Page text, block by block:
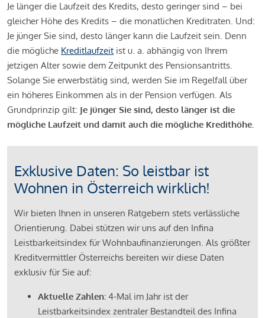
Je länger die Laufzeit des Kredits, desto geringer sind – bei
gleicher Höhe des Kredits – die monatlichen Kreditraten. Und:
Je jünger Sie sind, desto länger kann die Laufzeit sein. Denn
die mögliche Kreditlaufzeit ist u. a. abhängig von Ihrem
jetzigen Alter sowie dem Zeitpunkt des Pensionsantritts.
Solange Sie erwerbstätig sind, werden Sie im Regelfall über
ein höheres Einkommen als in der Pension verfügen. Als
Grundprinzip gilt: Je jünger Sie sind, desto länger ist die
mögliche Laufzeit und damit auch die mögliche Kredithöhe.
Exklusive Daten: So leistbar ist
Wohnen in Österreich wirklich!
Wir bieten Ihnen in unseren Ratgebern stets verlässliche
Orientierung. Dabei stützen wir uns auf den Infina
Leistbarkeitsindex für Wohnbaufinanzierungen. Als größter
Kreditvermittler Österreichs bereiten wir diese Daten
exklusiv für Sie auf:
Aktuelle Zahlen: 4-Mal im Jahr ist der
Leistbarkeitsindex zentraler Bestandteil des Infina